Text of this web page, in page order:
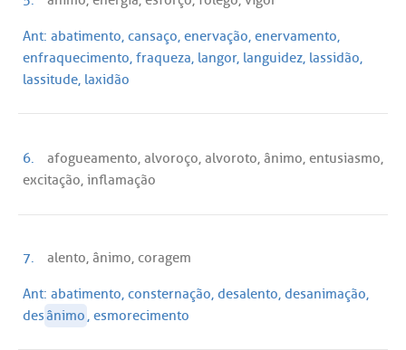
Ant: abatimento, cansaço, enervação, enervamento,
enfraquecimento, fraqueza, langor, languidez, lassidão,
lassitude, laxidão
6.
afogueamento, alvoroço, alvoroto, ânimo, entusiasmo,
excitação, inflamação
7.
alento, ânimo, coragem
Ant: abatimento, consternação, desalento, desanimação,
desânimo , esmorecimento